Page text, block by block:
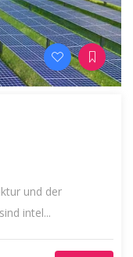
und der
intel...